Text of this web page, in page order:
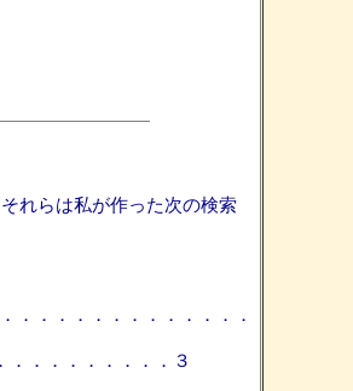
れらは私が作った次の検索
．．．．．．．．．．．．．
．．．．．．．．３